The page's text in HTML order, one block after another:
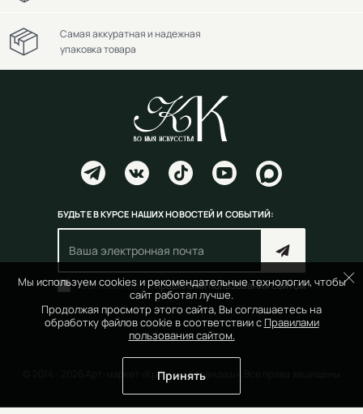
Мы используем cookies и рекомендательные технологии, чтобы
сайт работал лучше.
Продолжая просмотр этого сайта, Вы соглашаетесь на
обработку файлов cookie в соответствии с Правилами
пользования сайтом.
Принять
Самая аккуратная и надежная
упаковка товара
БУДЬТЕ В КУРСЕ НАШИХ НОВОСТЕЙ И СОБЫТИЙ:
Согласен(на) справилами пользования сайтом
© 2014 - 2026 Арт-маркет «Красный Карандаш». Все права защищены